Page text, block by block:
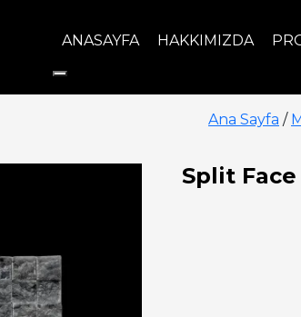
ANASAYFA HAKKIMIZDA
Ana Sayfa /
Split Face